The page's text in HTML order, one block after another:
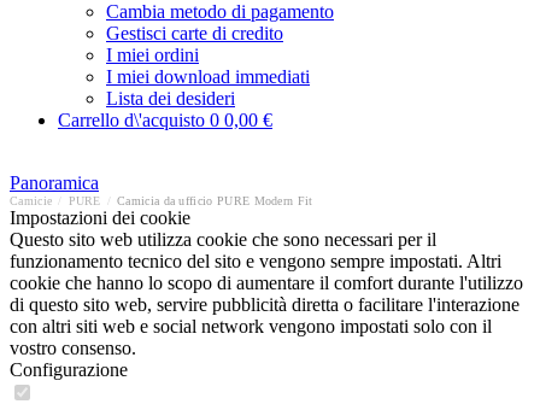
Cambia metodo di pagamento
Gestisci carte di credito
I miei ordini
I miei download immediati
Lista dei desideri
Carrello d\'acquisto 0 0,00 €
Panoramica
Camicie PURE Camicia da ufficio PURE Modern Fit
Impostazioni dei cookie
Questo sito web utilizza cookie che sono necessari per il
funzionamento tecnico del sito e vengono sempre impostati. Altri
cookie che hanno lo scopo di aumentare il comfort durante l'utilizzo
di questo sito web, servire pubblicità diretta o facilitare l'interazione
con altri siti web e social network vengono impostati solo con il
vostro consenso.
Configurazione